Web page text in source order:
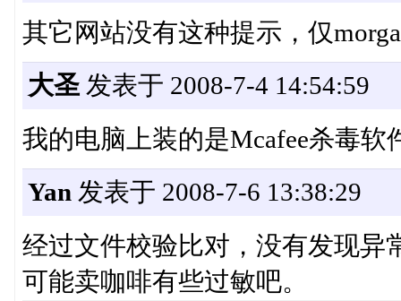
其它网站没有这种提示，仅
大圣发表于 2008-7-4 14:54:59
我的电脑上装的是Mcafee杀毒软
Yan 发表于 2008-7-6 13:38:29
经过文件校验比对，没有发现异
可能卖咖啡有些过敏吧。